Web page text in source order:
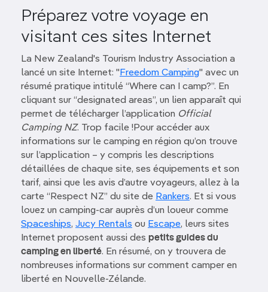
Préparez votre voyage en
visitant ces sites Internet
La New Zealand's Tourism Industry Association a
lancé un site Internet: " Freedom Camping" avec un
résumé pratique intitulé “Where can I camp?”. En
cliquant sur “designated areas”, un lien apparaît qui
permet de télécharger l’application Official
Camping NZ. Trop facile !Pour accéder aux
informations sur le camping en région qu’on trouve
sur l’application – y compris les descriptions
détaillées de chaque site, ses équipements et son
tarif, ainsi que les avis d’autre voyageurs, allez à la
carte “Respect NZ” du site de Rankers. Et si vous
louez un camping-car auprès d’un loueur comme
Spaceships, Jucy Rentals ou Escape, leurs sites
Internet proposent aussi des petits guides du
camping en liberté. En résumé, on y trouvera de
nombreuses informations sur comment camper en
liberté en Nouvelle-Zélande.